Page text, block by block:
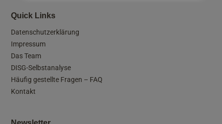
Quick Links
Datenschutzerklärung
Impressum
Das Team
DISG-Selbstanalyse
Häufig gestellte Fragen – FAQ
Kontakt